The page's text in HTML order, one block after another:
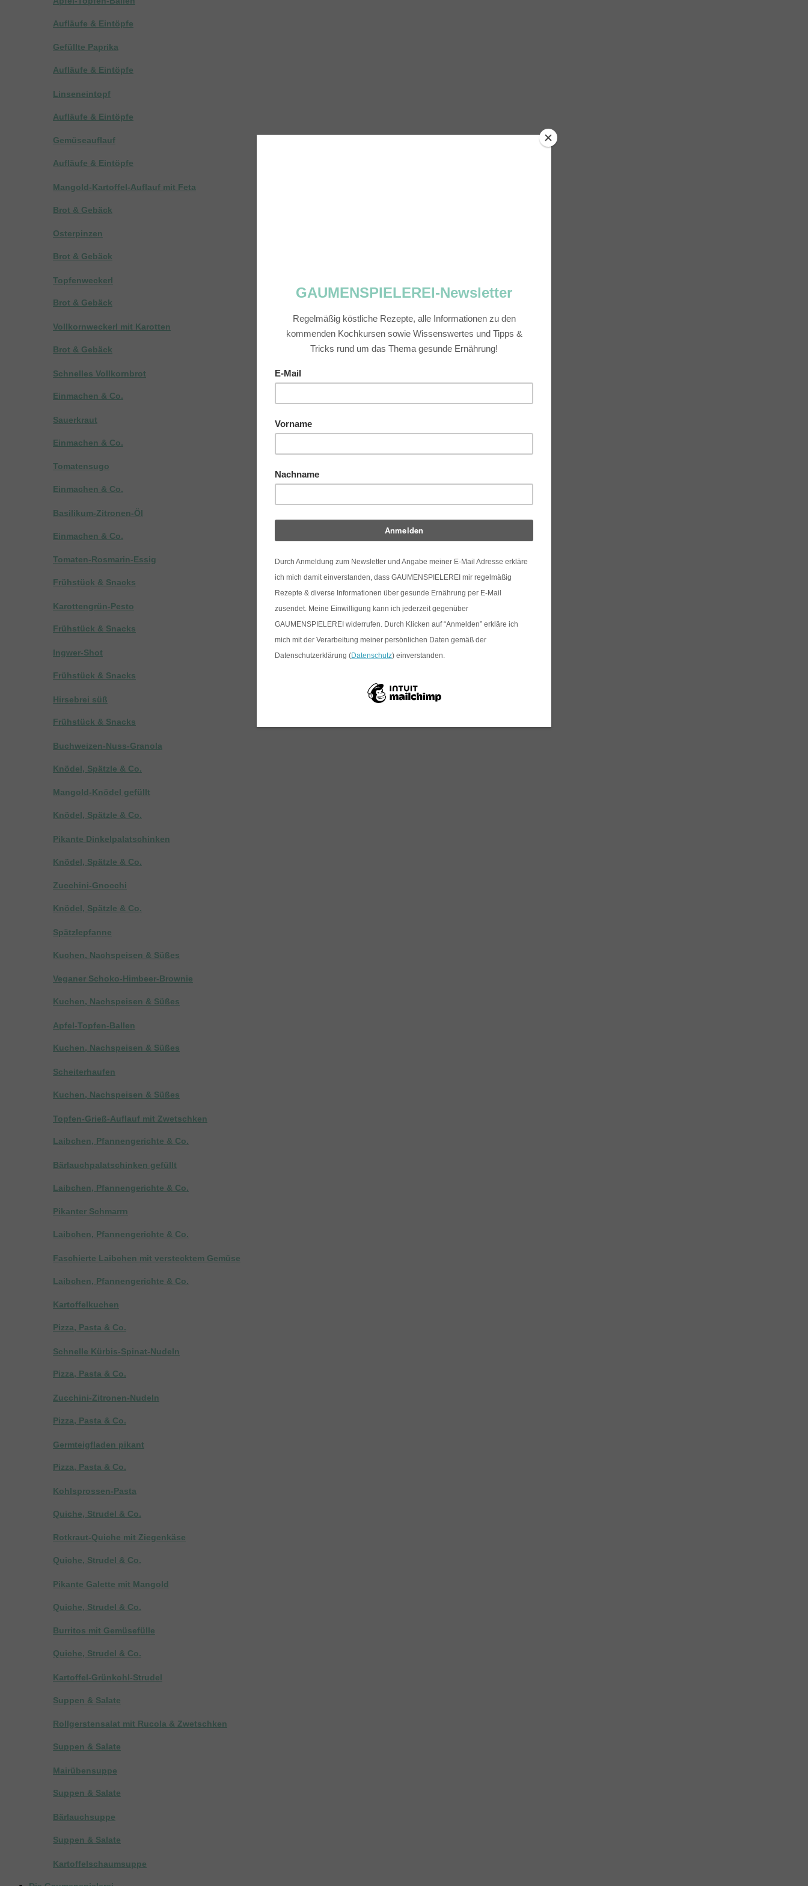
Aufläufe & Eintöpfe
Gefüllte Paprika
Aufläufe & Eintöpfe
Linseneintopf
Aufläufe & Eintöpfe
Gemüseauflauf
Aufläufe & Eintöpfe
Mangold-Kartoffel-Auflauf mit Feta
Brot & Gebäck
Osterpinzen
Brot & Gebäck
Topfenweckerl
Brot & Gebäck
Vollkornweckerl mit Karotten
Brot & Gebäck
Schnelles Vollkornbrot
Einmachen & Co.
Sauerkraut
Einmachen & Co.
Tomatensugo
Einmachen & Co.
Basilikum-Zitronen-Öl
Einmachen & Co.
Tomaten-Rosmarin-Essig
Frühstück & Snacks
Karottengrün-Pesto
Frühstück & Snacks
Ingwer-Shot
Frühstück & Snacks
Hirsebrei süß
Frühstück & Snacks
Buchweizen-Nuss-Granola
Knödel, Spätzle & Co.
Mangold-Knödel gefüllt
Knödel, Spätzle & Co.
Pikante Dinkelpalatschinken
Knödel, Spätzle & Co.
Zucchini-Gnocchi
Knödel, Spätzle & Co.
Spätzlepfanne
Kuchen, Nachspeisen & Süßes
Veganer Schoko-Himbeer-Brownie
Kuchen, Nachspeisen & Süßes
Apfel-Topfen-Ballen
Kuchen, Nachspeisen & Süßes
Scheiterhaufen
Kuchen, Nachspeisen & Süßes
Topfen-Grieß-Auflauf mit Zwetschken
Laibchen, Pfannengerichte & Co.
Bärlauchpalatschinken gefüllt
Laibchen, Pfannengerichte & Co.
Pikanter Schmarrn
Laibchen, Pfannengerichte & Co.
Faschierte Laibchen mit verstecktem Gemüse
Laibchen, Pfannengerichte & Co.
Kartoffelkuchen
Pizza, Pasta & Co.
Schnelle Kürbis-Spinat-Nudeln
Pizza, Pasta & Co.
Zucchini-Zitronen-Nudeln
Pizza, Pasta & Co.
Germteigfladen pikant
Pizza, Pasta & Co.
Kohlsprossen-Pasta
Quiche, Strudel & Co.
Rotkraut-Quiche mit Ziegenkäse
Quiche, Strudel & Co.
Pikante Galette mit Mangold
Quiche, Strudel & Co.
Burritos mit Gemüsefülle
Quiche, Strudel & Co.
Kartoffel-Grünkohl-Strudel
Suppen & Salate
Rollgerstensalat mit Rucola & Zwetschken
Suppen & Salate
Mairübensuppe
Suppen & Salate
Bärlauchsuppe
Suppen & Salate
Kartoffelschaumsuppe